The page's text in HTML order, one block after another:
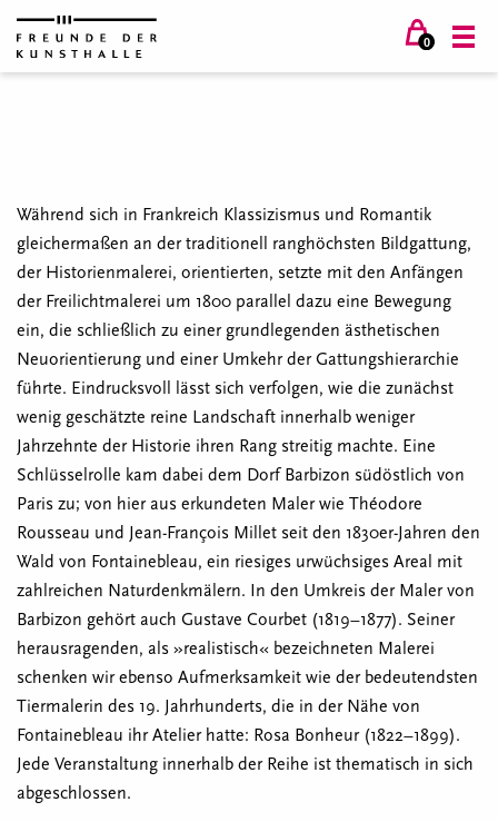
0
Während sich in Frankreich Klassizismus und Romantik
gleichermaßen an der traditionell ranghöchsten Bildgattung,
der Historienmalerei, orientierten, setzte mit den Anfängen
der Freilichtmalerei um 1800 parallel dazu eine Bewegung
ein, die schließlich zu einer grundlegenden ästhetischen
Neuorientierung und einer Umkehr der Gattungshierarchie
führte. Eindrucksvoll lässt sich verfolgen, wie die zunächst
wenig geschätzte reine Landschaft innerhalb weniger
Jahrzehnte der Historie ihren Rang streitig machte. Eine
Schlüsselrolle kam dabei dem Dorf Barbizon südöstlich von
Paris zu; von hier aus erkundeten Maler wie Théodore
Rousseau und Jean-François Millet seit den 1830er-Jahren den
Wald von Fontainebleau, ein riesiges urwüchsiges Areal mit
zahlreichen Naturdenkmälern. In den Umkreis der Maler von
Barbizon gehört auch Gustave Courbet (1819–1877). Seiner
herausragenden, als »realistisch« bezeichneten Malerei
schenken wir ebenso Aufmerksamkeit wie der bedeutendsten
Tiermalerin des 19. Jahrhunderts, die in der Nähe von
Fontainebleau ihr Atelier hatte: Rosa Bonheur (1822–1899).
Jede Veranstaltung innerhalb der Reihe ist thematisch in sich
abgeschlossen.